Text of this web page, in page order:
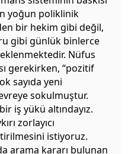
yoğun poliklinik
bir hekim gibi değil,
gibi günlük binlerce
Nüfus
gerekirken, “pozitif
sayıda yeni
sokulmuştur.
iş yükü altındayız.
zorlayıcı
istiyoruz.
arama kararı bulunan